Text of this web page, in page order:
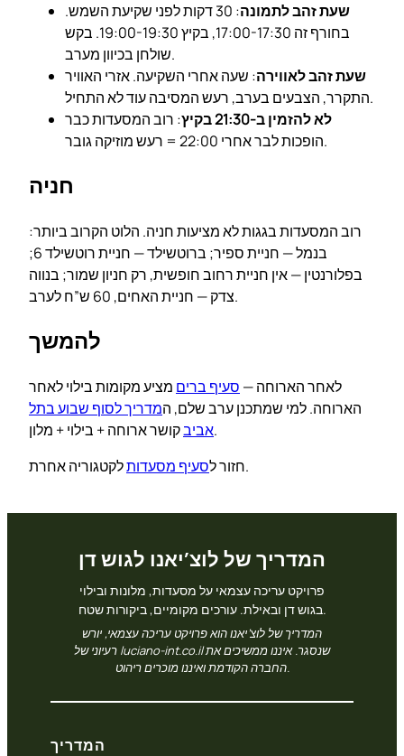
שעת זהב לתמונה
: 30 דקות לפני שקיעת השמש.
בחורף זה 17:00-17:30, בקיץ 19:00-19:30. בקש
שולחן בכיוון מערב.
שעת זהב לאווירה: שעה אחרי השקיעה. אזרי האוויר
התקרר, הצבעים בערב, רעש המסיבה עוד לא התחיל.
לא להזמין ב-21:30 בקיץ
: רוב המסעדות כבר
הופכות לבר אחרי 22:00 = רעש מוזיקה גובר.
חניה
רוב המסעדות בגגות לא מציעות חניה. הלוט הקרוב ביותר:
בנמל — חניית ספיר; ברוטשילד — חניית רוטשילד 6;
בפלורנטין — אין חניית רחוב חופשית, רק חניון שמור; בנווה
צדק — חניית האחים, 60 ש”ח לערב.
להמשך
לאחר הארוחה — סעיף ברים מציע מקומות בילוי לאחר
הארוחה. למי שמתכנן ערב שלם, המדריך לסוף שבוע בתל
אביבקושר ארוחה + בילוי + מלון.
חזור לסעיף מסעדות לקטגוריה אחרת.
המדריך של לוצ’יאנו לגוש דן
פרויקט עריכה עצמאי על מסעדות, מלונות ובילוי
בגוש דן ובאילת. עורכים מקומיים, ביקורות שטח.
המדריך של לוצ’יאנו הוא פרויקט עריכה עצמאי, יורש
רעיוני של luciano-int.co.il שנסגר. איננו ממשיכים את
החברה הקודמת ואיננו מוכרים ריהוט.
המדריך